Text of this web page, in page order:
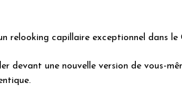
relooking capillaire exceptionnel dans
une nouvelle version de vous-